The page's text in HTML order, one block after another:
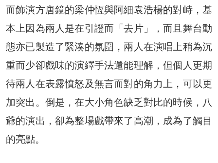
而飾演方唐鏡的梁仲恆與阿細袁浩楊的對峙，基
本上因為兩人是在引證而「去片」，而且舞台動
態亦已製造了緊湊的氛圍，兩人在演唱上稍為沉
重而少卻戲味的演繹手法還能理解，但個人更期
待兩人在表露憤怒及無言而對的角力上，可以更
加突出。倒是，在大小角色缺乏對比的時候，八
爺的演出，卻為整場戲帶來了高潮，成為了觸目
的亮點。